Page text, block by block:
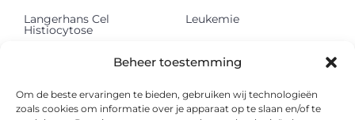
Beheer toestemming
Om de beste ervaringen te bieden, gebruiken wij technologieën
zoals cookies om informatie over je apparaat op te slaan en/of te
Langerhans Cel
Histiocytose
Leukemie
depositieziekte (LCDD)
Lymfeklierkanker
Mastocytose
Methemoglobinemie